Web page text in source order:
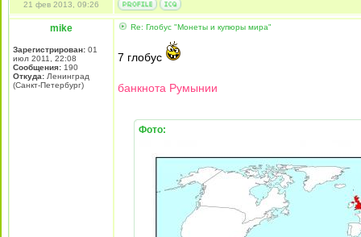
21 фев 2013, 09:26
mike
Зарегистрирован: 01
июл 2011, 22:08
Сообщения: 190
Откуда: Ленинград
(Санкт-Петербург)
Re: Глобус "Монеты и купюры мира"
7 глобус
банкнота Румынии
Фото: